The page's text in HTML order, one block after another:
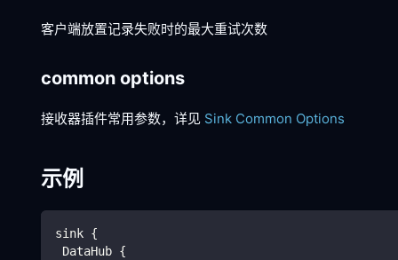
客户端放置记录失败时的最大重试次数
common options
接收器插件常用参数，详见 Sink Common Options
示例
sink {
DataHub {